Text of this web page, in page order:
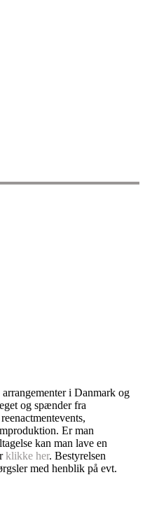
i Danmark og
og spænder fra
Er man
kan man lave en
klikke her. Bestyrelsen
med henblik på evt.